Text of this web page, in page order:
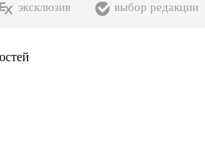
эксклюзив выбор редакции